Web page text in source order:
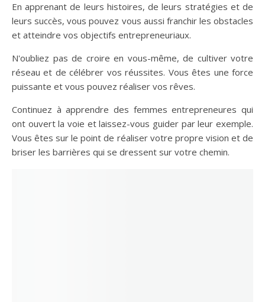
En apprenant de leurs histoires, de leurs stratégies et de
leurs succès, vous pouvez vous aussi franchir les obstacles
et atteindre vos objectifs entrepreneuriaux.
N'oubliez pas de croire en vous-même, de cultiver votre
réseau et de célébrer vos réussites. Vous êtes une force
puissante et vous pouvez réaliser vos rêves.
Continuez à apprendre des femmes entrepreneures qui
ont ouvert la voie et laissez-vous guider par leur exemple.
Vous êtes sur le point de réaliser votre propre vision et de
briser les barrières qui se dressent sur votre chemin.